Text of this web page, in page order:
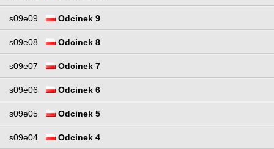
s09e09 Odcinek 9
s09e08 Odcinek 8
s09e07 Odcinek 7
s09e06 Odcinek 6
s09e05 Odcinek 5
s09e04 Odcinek 4